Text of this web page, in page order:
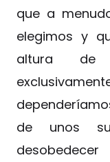
que a
elegimos y
altura de
de unos